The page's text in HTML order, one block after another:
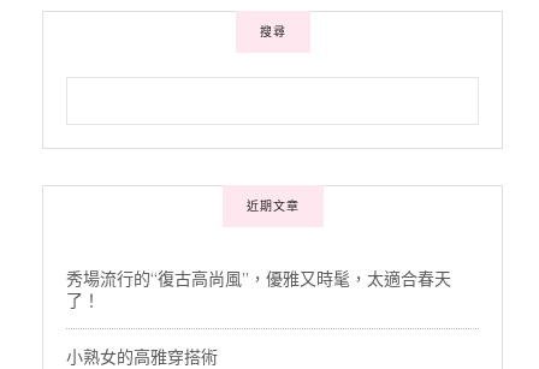
搜尋
近期文章
秀場流行的“復古高尚風”，優雅又時髦，太適合春天
了！
小熟女的高雅穿搭術